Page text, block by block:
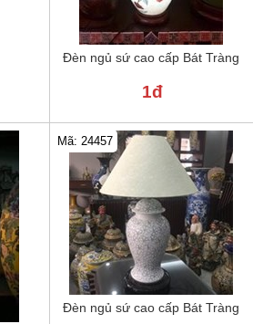
Đèn ngủ sứ cao cấp Bát Tràng
1đ
Đèn ngủ sứ cao cấp Bát Tràng
Mã: 24457